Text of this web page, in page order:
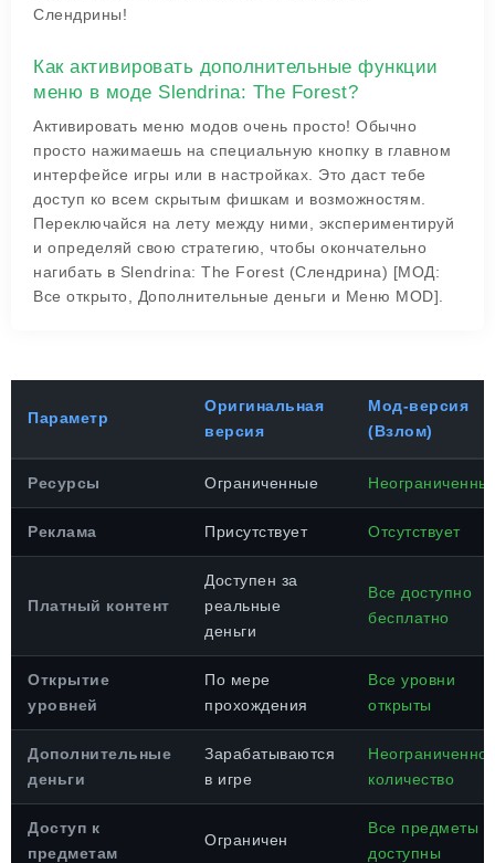
Слендрины!
Как активировать дополнительные функции
меню в моде Slendrina: The Forest?
Активировать меню модов очень просто! Обычно
просто нажимаешь на специальную кнопку в главном
интерфейсе игры или в настройках. Это даст тебе
доступ ко всем скрытым фишкам и возможностям.
Переключайся на лету между ними, экспериментируй
и определяй свою стратегию, чтобы окончательно
нагибать в Slendrina: The Forest (Слендрина) [МОД:
Все открыто, Дополнительные деньги и Меню MOD].
Параметр
Оригинальная
версия
Мод-версия
(Взлом)
Ресурсы Ограниченные
Реклама Присутствует Отсутствует
Платный контент
Доступен за
реальные
деньги
Все доступно
бесплатно
Открытие
уровней
По мере
прохождения
Все уровни
открыты
Дополнительные
деньги
Зарабатываются
в игре
количество
Доступ к
предметам
Ограничен
Все предметы
доступны